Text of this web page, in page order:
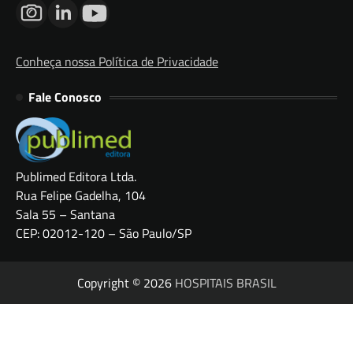
Conheça nossa Política de Privacidade
Fale Conosco
Publimed Editora Ltda.
Rua Felipe Gadelha, 104
Sala 55 – Santana
CEP: 02012-120 – São Paulo/SP
Copyright © 2026 HOSPITAIS BRASIL